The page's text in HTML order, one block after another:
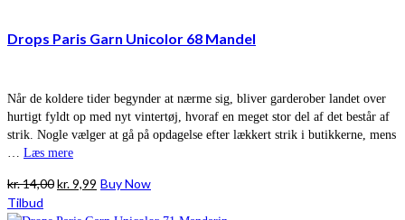
Drops Paris Garn Unicolor 68 Mandel
Når de koldere tider begynder at nærme sig, bliver garderober landet over
hurtigt fyldt op med nyt vintertøj, hvoraf en meget stor del af det består af
strik. Nogle vælger at gå på opdagelse efter lækkert strik i butikkerne, mens
… Læs mere
kr.14,00Den
kr.9,99 Den
Buy Now
Tilbud